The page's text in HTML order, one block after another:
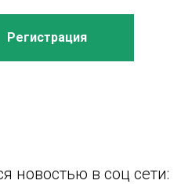
Регистрация
новостью в соц сети: